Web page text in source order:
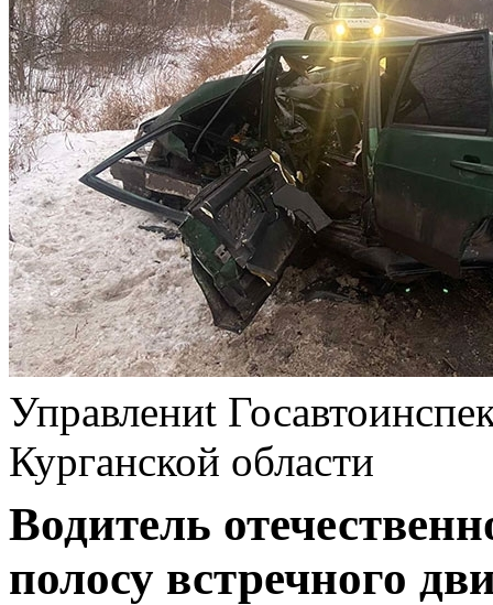
Управлениt
Курганской области
Водитель
полосу встречного